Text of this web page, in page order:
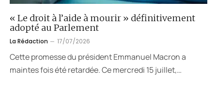
« Le droit à l’aide à mourir » définitivement
adopté au Parlement
La Rédaction 17/07/2026
Cette promesse du président Emmanuel Macron a
maintes fois été retardée. Ce mercredi 15 juillet,…